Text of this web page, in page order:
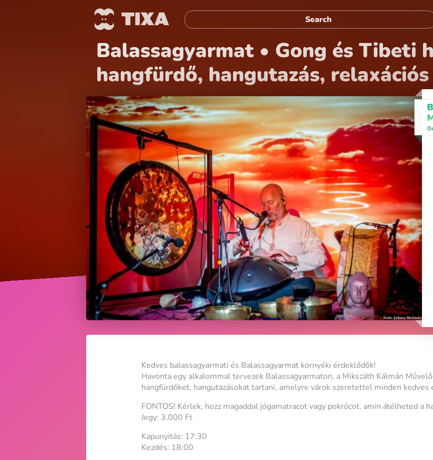
Balassagyarmat • Gong és Tibeti
hangfürdő, hangutazás,
Kedves balassagyarmati és Balassagyarmat környéki érdeklődők!
Havonta egy alkalommal tervezek Balassagyarmaton, a Mikszáth Kálmán
hangfürdőket, hangutazásokat tartani, amelyre várok szeretettel minden kedves
FONTOS! Kérlek, hozz magaddal jógamatracot vagy pokrócot, amin átélheted a
Jegy: 3.000 Ft
Kapunyitás: 17:30
Kezdés: 18:00